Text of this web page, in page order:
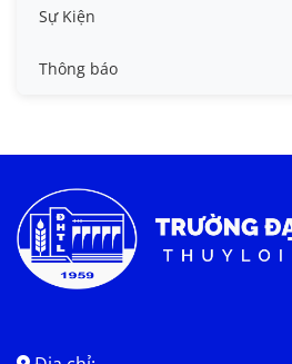
Tin công tác sinh viên
Tin đào tạo
Tin tức chung
Sự Kiện
Thông báo